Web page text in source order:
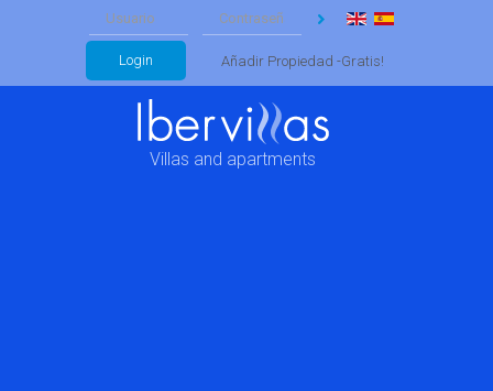
Login Añadir Propiedad -Gratis!
Villas and apartments